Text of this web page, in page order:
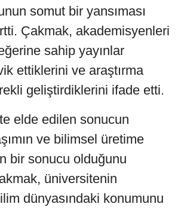
somut bir yansıması
Çakmak, akademisyenleri
sahip yayınlar
ettiklerini ve araştırma
geliştirdiklerini ifade etti.
elde edilen sonucun
ve bilimsel üretime
bir sonucu olduğunu
üniversitenin
dünyasındaki konumunu